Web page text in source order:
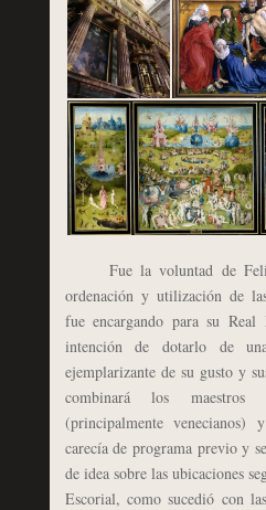
Fue la voluntad de
ordenación y utilización de
fue encargando para su
intención de dotarlo de
ejemplarizante de su gusto y
combinará los maestros
(principalmente
carecía de programa previo y
de idea sobre las ubicaciones
Escorial, como sucedió con